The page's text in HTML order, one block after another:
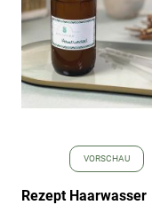
VORSCHAU
Rezept Haarwasser